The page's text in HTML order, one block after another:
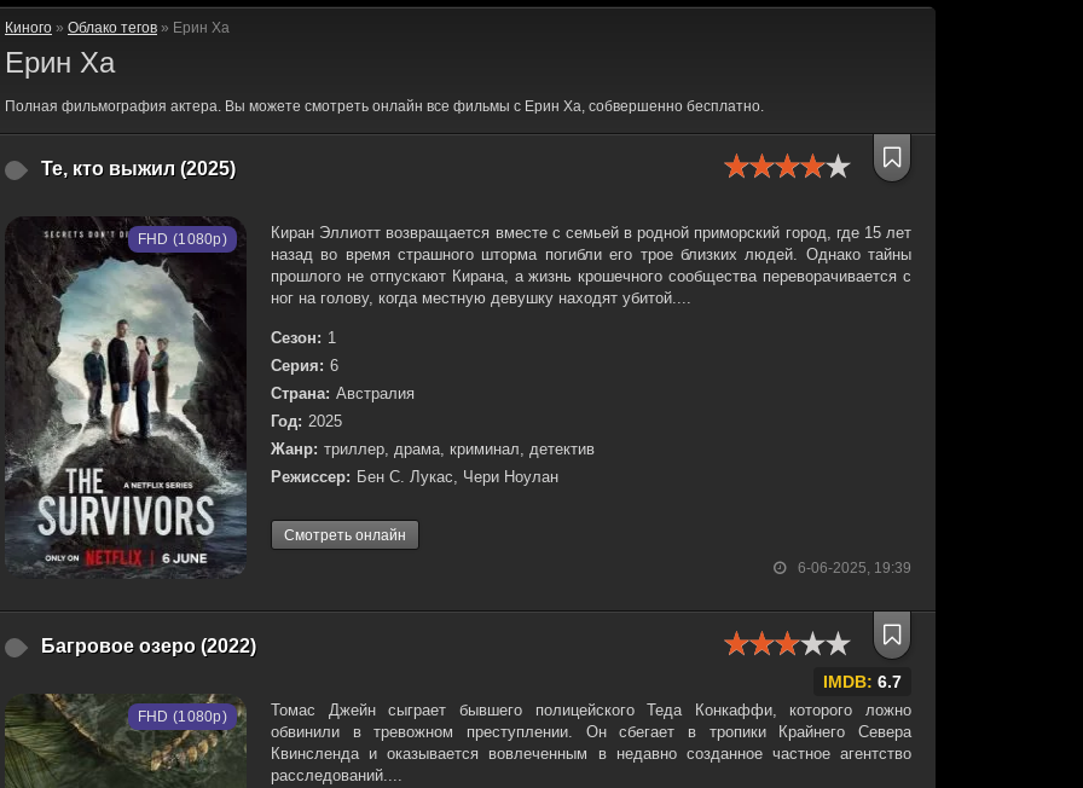
Киного » Облако тегов » Ерин Ха
Ерин Ха
Полная фильмография актера. Вы можете смотреть онлайн все фильмы с Ерин Ха, собвершенно бесплатно.
Те, кто выжил (2025)
6-06-2025, 19:39
FHD (1080p)
Киран Эллиотт возвращается вместе с семьей в родной приморский город, где 15 лет
назад во время страшного шторма погибли его трое близких людей. Однако тайны
прошлого не отпускают Кирана, а жизнь крошечного сообщества переворачивается с
ног на голову, когда местную девушку находят убитой....
Сезон: 1
Серия: 6
Страна: Австралия
Год: 2025
Жанр: триллер, драма, криминал, детектив
Режиссер: Бен С. Лукас, Чери Ноулан
Смотреть онлайн
Багровое озеро (2022)
IMDB: 6.7
FHD (1080p)
Томас Джейн сыграет бывшего полицейского Теда Конкаффи, которого ложно
обвинили в тревожном преступлении. Он сбегает в тропики Крайнего Севера
Квинсленда и оказывается вовлеченным в недавно созданное частное агентство
расследований....